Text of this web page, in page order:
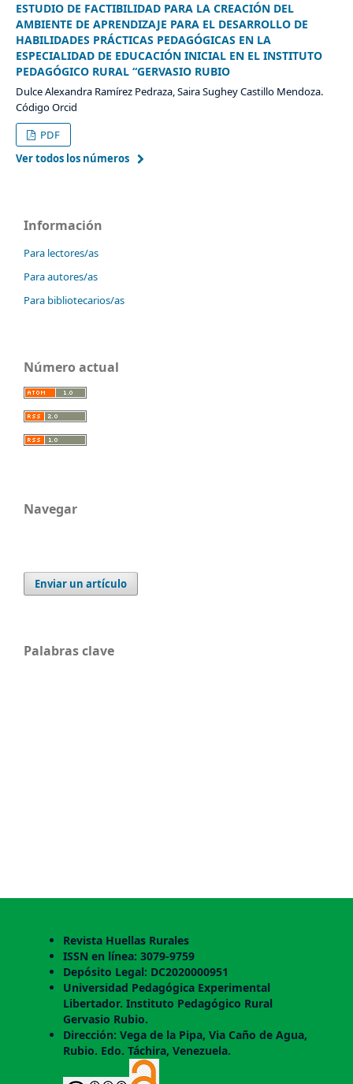
ESTUDIO DE FACTIBILIDAD PARA LA CREACIÓN DEL
AMBIENTE DE APRENDIZAJE PARA EL DESARROLLO DE
HABILIDADES PRÁCTICAS PEDAGÓGICAS EN LA
ESPECIALIDAD DE EDUCACIÓN INICIAL EN EL INSTITUTO
PEDAGÓGICO RURAL “GERVASIO RUBIO
Dulce Alexandra Ramírez Pedraza, Saira Sughey Castillo Mendoza.
Código Orcid
PDF
Ver todos los números
Información
Para lectores/as
Para autores/as
Para bibliotecarios/as
Número actual
Navegar
Enviar un artículo
Palabras clave
Revista Huellas Rurales
ISSN en línea: 3079-9759
Depósito Legal: DC2020000951
Universidad Pedagógica Experimental
Libertador. Instituto Pedagógico Rural
Gervasio Rubio.
Dirección: Vega de la Pipa, Via Caño de Agua,
Rubio. Edo. Táchira, Venezuela.